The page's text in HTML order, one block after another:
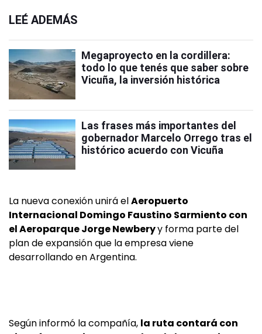
LEÉ ADEMÁS
Megaproyecto en la cordillera:
todo lo que tenés que saber sobre
Vicuña, la inversión histórica
Las frases más importantes del
gobernador Marcelo Orrego tras el
histórico acuerdo con Vicuña
La nueva conexión unirá elAeropuerto
Internacional Domingo Faustino Sarmiento con
el Aeroparque Jorge Newberyy forma parte del
plan de expansión que la empresa viene
desarrollando en Argentina.
Según informó la compañía, la ruta contará con